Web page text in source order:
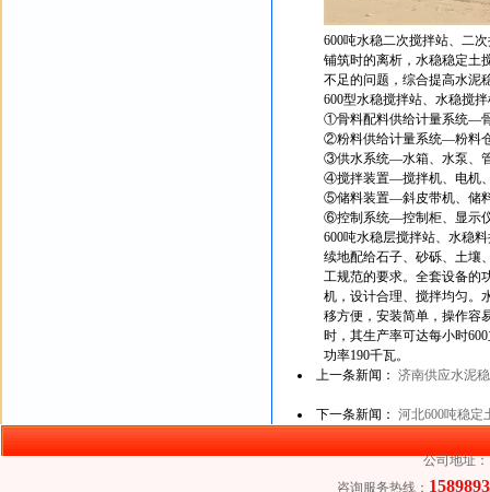
600吨水稳二次搅拌站、二
铺筑时的离析，水稳稳定土
不足的问题，综合提高水泥
600型水稳搅拌站、水稳搅
①骨料配料供给计量系统—
②粉料供给计量系统—粉料
③供水系统—水箱、水泵、
④搅拌装置—搅拌机、电机
⑤储料装置—斜皮带机、储
⑥控制系统—控制柜、显示
600吨水稳层搅拌站、水稳
续地配给石子、砂砾、土壤
工规范的要求。全套设备的
机，设计合理、搅拌均匀。
移方便，安装简单，操作容
时，其生产率可达每小时
功率190千瓦。
上一条新闻： 济南供应水泥
下一条新闻： 河北600吨稳定
公司地址
咨询服务热线：